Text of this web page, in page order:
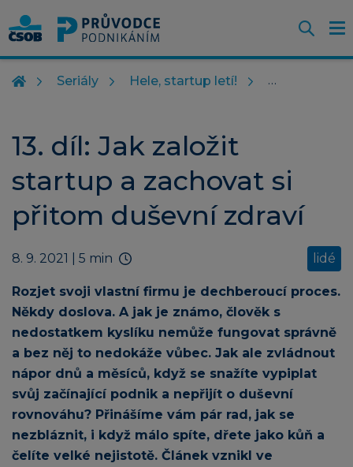
Seriály Hele, startup letí!
13. díl: Jak založit
startup a zachovat si
přitom duševní zdraví
8. 9. 2021 | 5 min lidé
Rozjet svoji vlastní firmu je dechberoucí proces.
Někdy doslova. A jak je známo, člověk s
nedostatkem kyslíku nemůže fungovat správně
a bez něj to nedokáže vůbec. Jak ale zvládnout
nápor dnů a měsíců, když se snažíte vypiplat
svůj začínající podnik a nepřijít o duševní
rovnováhu? Přinášíme vám pár rad, jak se
nezbláznit, i když málo spíte, dřete jako kůň a
čelíte velké nejistotě. Článek vznikl ve